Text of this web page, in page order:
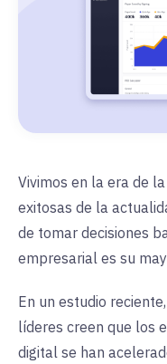
Vivimos en la era de
exitosas de la
de tomar decisiones
empresarial es su
En un estudio
líderes creen que los
digital se han